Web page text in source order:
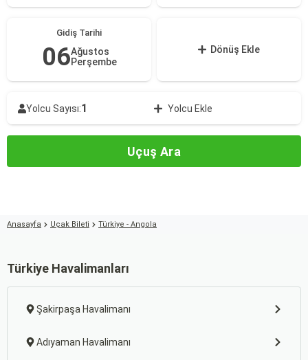
Gidiş Tarihi
06Ağustos
Perşembe
Dönüş Ekle
Yolcu Sayısı:1 Yolcu Ekle
Uçuş Ara
Anasayfa Uçak Bileti Türkiye - Angola
Türkiye Havalimanları
Şakirpaşa Havalimanı
Adıyaman Havalimanı